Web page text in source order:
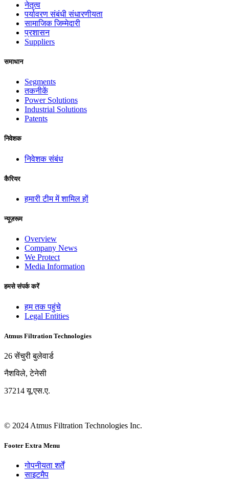
नेतृत्व
पर्यावरण संबंधी संधारणीयता
सामाजिक जिम्मेदारी
प्रशासन
Suppliers
समाधान
Segments
तकनीकें
Power Solutions
Industrial Solutions
Patents
निवेशक
निवेशक संबंध
कैरियर
हमारी टीम में शामिल हों
न्यूज़रूम
Overview
Company News
We Protect
Media Information
हमसे संपर्क करें
हम तक पहुंचे
Legal Entities
Atmus Filtration Technologies
26 सेंचुरी बुलेवार्ड
नैशविले, टेनेसी
37214 यू.एस.ए.
© 2024 Atmus Filtration Technologies Inc.
Footer Extra Menu
गोपनीयता शर्तें
साइटमैप